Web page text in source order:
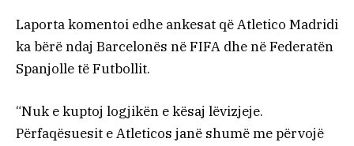
Laporta komentoi edhe ankesat që Atletico Madridi
ka bërë ndaj Barcelonës në FIFA dhe në Federatën
Spanjolle të Futbollit.
“Nuk e kuptoj logjikën e kësaj lëvizjeje.
Përfaqësuesit e Atleticos janë shumë me përvojë